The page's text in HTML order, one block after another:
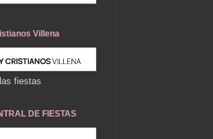
Villena
fiestas
DE FIESTAS